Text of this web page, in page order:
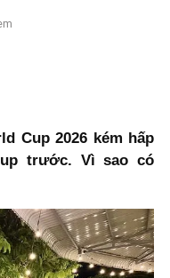
Cup 2026 kém hấp
trước. Vì sao có